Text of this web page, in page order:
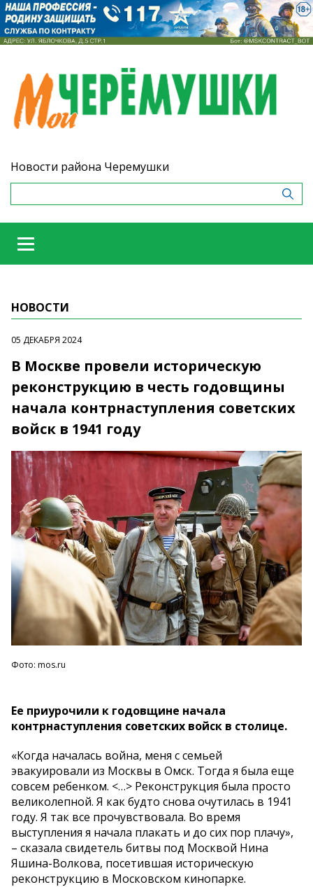
Новости района Черемушки
НОВОСТИ
05 ДЕКАБРЯ 2024
В Москве провели историческую
реконструкцию в честь годовщины
начала контрнаступления советских
войск в 1941 году
Фото: mos.ru
Ее приурочили к годовщине начала
контрнаступления советских войск в столице.
«Когда началась война, меня с семьей
эвакуировали из Москвы в Омск. Тогда я была еще
совсем ребенком. <…> Реконструкция была просто
великолепной. Я как будто снова очутилась в 1941
году. Я так все прочувствовала. Во время
выступления я начала плакать и до сих пор плачу»,
– сказала свидетель битвы под Москвой Нина
Яшина-Волкова, посетившая историческую
реконструкцию в Московском кинопарке.